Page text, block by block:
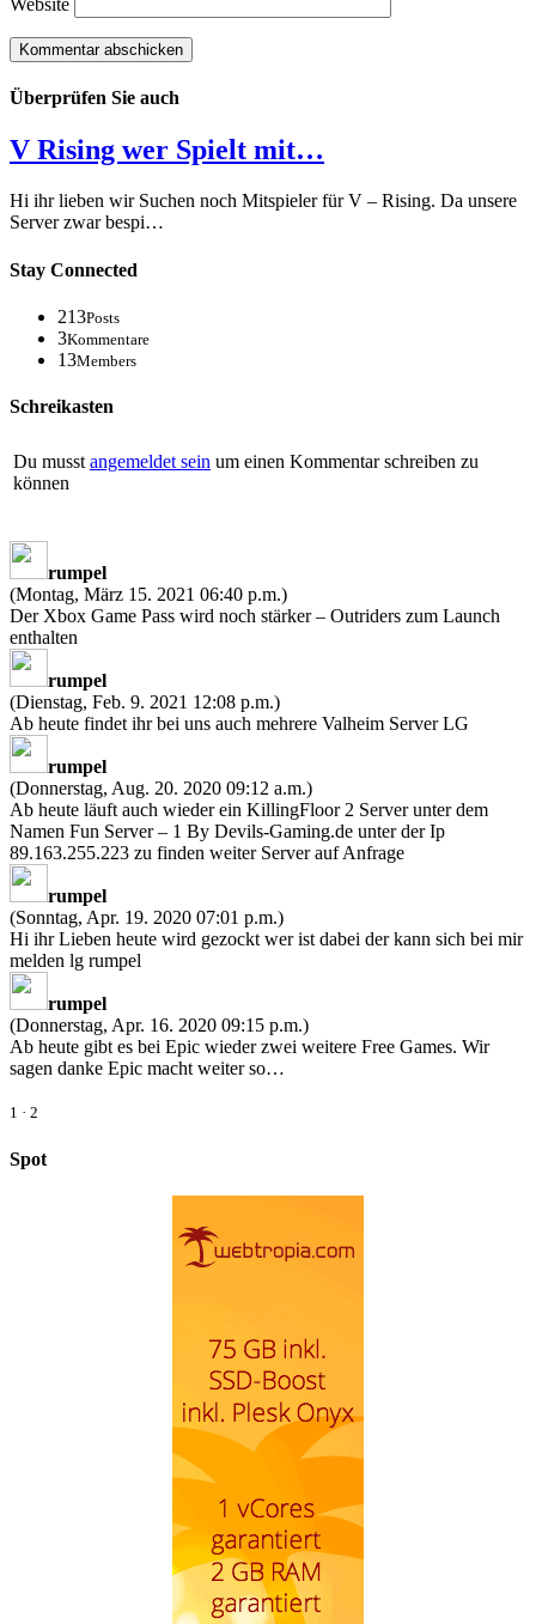
Überprüfen Sie auch
V Rising wer Spielt mit…
Hi ihr lieben wir Suchen noch Mitspieler für V – Rising. Da unsere
Server zwar bespi…
Stay Connected
213Posts
3Kommentare
13Members
Schreikasten
Du musst angemeldet sein um einen Kommentar schreiben zu
können
rumpel
(Montag, März 15. 2021 06:40 p.m.)
Der Xbox Game Pass wird noch stärker – Outriders zum Launch
enthalten
rumpel
(Dienstag, Feb. 9. 2021 12:08 p.m.)
Ab heute findet ihr bei uns auch mehrere Valheim Server LG
rumpel
(Donnerstag, Aug. 20. 2020 09:12 a.m.)
Ab heute läuft auch wieder ein KillingFloor 2 Server unter dem
Namen Fun Server – 1 By Devils-Gaming.de unter der Ip
89.163.255.223 zu finden weiter Server auf Anfrage
rumpel
(Sonntag, Apr. 19. 2020 07:01 p.m.)
Hi ihr Lieben heute wird gezockt wer ist dabei der kann sich bei mir
melden lg rumpel
rumpel
(Donnerstag, Apr. 16. 2020 09:15 p.m.)
Ab heute gibt es bei Epic wieder zwei weitere Free Games. Wir
sagen danke Epic macht weiter so…
1 · 2
Spot